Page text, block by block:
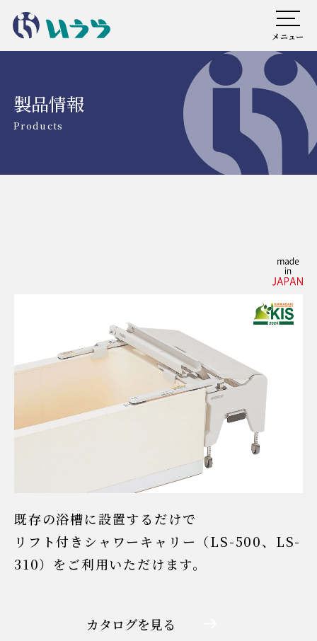
メニュー
製品情報
既存の浴槽に設置するだけで
リフト付きシャワーキャリー（LS-500、LS-
310）をご利用いただけます。
カタログを見る